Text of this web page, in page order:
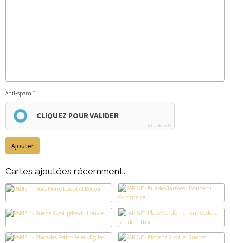
Anti-spam
CLIQUEZ POUR VALIDER
IconCaptcha ©
Ajouter
Cartes ajoutées récemment..